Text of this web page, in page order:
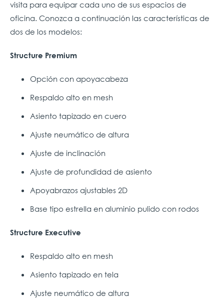
visita para equipar cada uno de sus espacios de
oficina. Conozca a continuación las características de
dos de los modelos:
Structure Premium
Opción con apoyacabeza
Respaldo alto en mesh
Asiento tapizado en cuero
Ajuste neumático de altura
Ajuste de inclinación
Ajuste de profundidad de asiento
Apoyabrazos ajustables 2D
Base tipo estrella en aluminio pulido con rodos
Structure Executive
Respaldo alto en mesh
Asiento tapizado en tela
Ajuste neumático de altura